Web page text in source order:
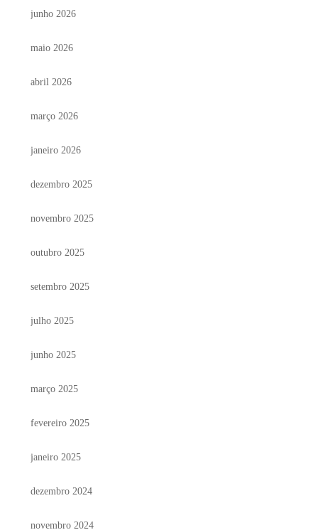
junho 2026
maio 2026
abril 2026
março 2026
janeiro 2026
dezembro 2025
novembro 2025
outubro 2025
setembro 2025
julho 2025
junho 2025
março 2025
fevereiro 2025
janeiro 2025
dezembro 2024
novembro 2024